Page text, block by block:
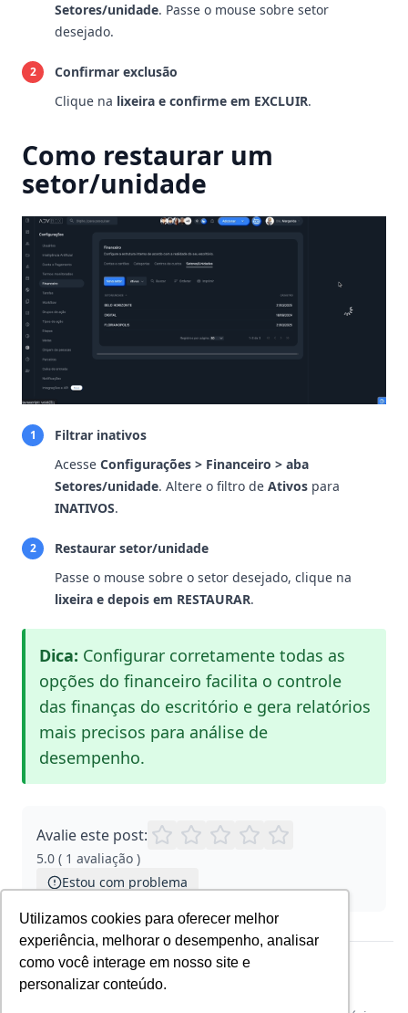
Utilizamos cookies para oferecer melhor
experiência, melhorar o desempenho, analisar
como você interage em nosso site e
personalizar conteúdo.
Setores/unidade. Passe o mouse sobre setor
desejado.
2
Confirmar exclusão
Clique na lixeira e confirme em EXCLUIR.
Como restaurar um
setor/unidade
1
Filtrar inativos
Acesse Configurações > Financeiro > aba
Setores/unidade. Altere o filtro de Ativos para
INATIVOS.
2
Restaurar setor/unidade
Passe o mouse sobre o setor desejado, clique na
lixeira e depois em RESTAURAR.
Dica: Configurar corretamente todas as
opções do financeiro facilita o controle
das finanças do escritório e gera relatórios
mais precisos para análise de
desempenho.
Avalie este post:
5.0 ( 1 avaliação )
Estou com problema
‹ Anterior
Nenhum